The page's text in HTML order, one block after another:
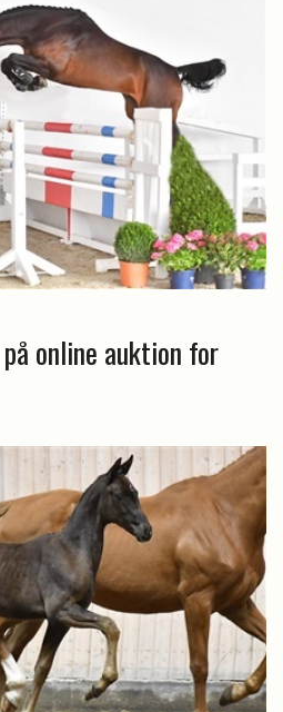
online auktion for